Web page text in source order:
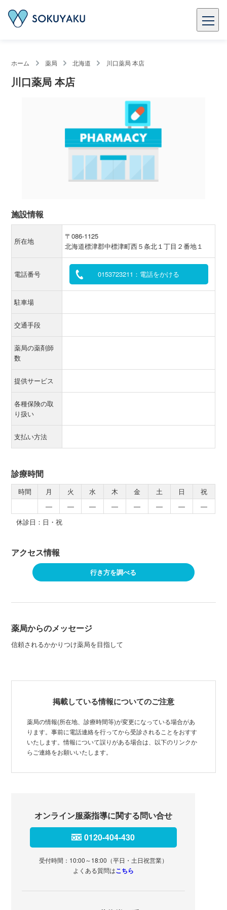
ホーム 薬局 北海道 川口薬局 本店
川口薬局 本店
施設情報
所在地
〒086-1125
北海道標津郡中標津町西５条北１丁目２番地１
電話番号 0153723211：電話をかける
駐車場
交通手段
薬局の薬剤師
数
提供サービス
各種保険の取
り扱い
支払い方法
診療時間
時間 月 火 水 木 金 土 日
祝
―
― ― ― ― ― ―
―
休診日：日・祝
アクセス情報
行き方を調べる
薬局からのメッセージ
信頼されるかかりつけ薬局を目指して
掲載している情報についてのご注意
薬局の情報(所在地、診療時間等)が変更になっている場合があ
ります。事前に電話連絡を行ってから受診されることをおすす
いたします。情報について誤りがある場合は、以下のリンクか
らご連絡をお願いいたします。
オンライン服薬指導に関する問い合せ
0120-404-430
受付時間：10:00～18:00（平日・土日祝営業）
よくある質問はこちら